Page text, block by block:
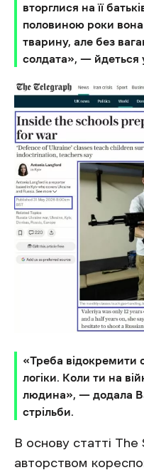
вторглися на її
половиною роки
тварину, але без
солдата», — йдеться
«Треба відокремити
логіки. Коли ти на
людина», — додала
стрільби.
В основу статті
авторством